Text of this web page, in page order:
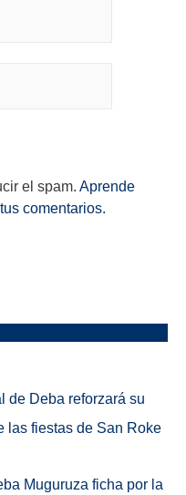
el spam. Aprende
comentarios.
de Deba reforzará su
las fiestas de San Roke
Muguruza ficha por la